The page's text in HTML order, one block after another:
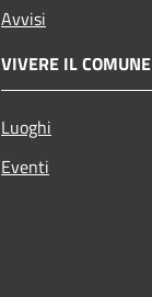
Avvisi
VIVERE IL COMUNE
Luoghi
Eventi